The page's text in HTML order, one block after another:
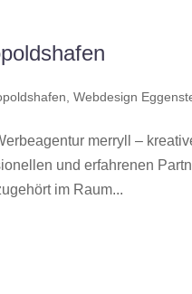
,Webdesign
merryll –
und erfahrenen
im Raum...